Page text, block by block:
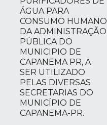
ÁGUA PARA
CONSUMO HUMANO
DA ADMINISTRAÇÃO
PÚBLICA DO
MUNICIPIO DE
CAPANEMA PR, A
SER UTILIZADO
PELAS DIVERSAS
SECRETARIAS DO
MUNICÍPIO DE
CAPANEMA-PR.